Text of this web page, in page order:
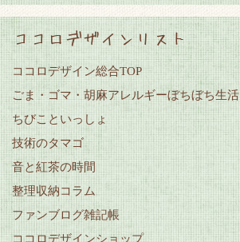
ココロデザインリスト
ココロデザイン総合TOP
ごま・ゴマ・胡麻アレルギーぼちぼち生活
ちびこといっしょ
技術のタマゴ
音と紅茶の時間
整理収納コラム
ファンブログ雑記帳
ココロデザインショップ